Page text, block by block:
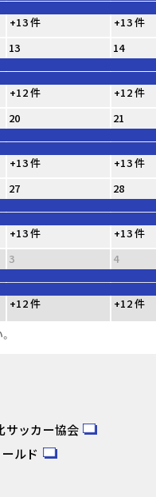
+13 件 +13 件
13 14
+12 件 +12 件
20 21
+13 件 +13 件
27 28
+13 件 +13 件
3 4
+12 件 +12 件
サッカー協会
ルド